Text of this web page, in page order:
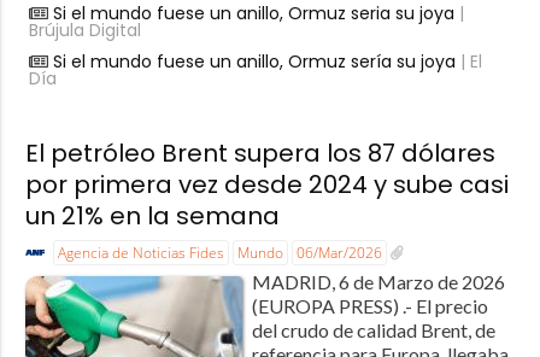
Si el mundo fuese un anillo, Ormuz seria su joya |
Brújula Digital
Si el mundo fuese un anillo, Ormuz sería su joya | El
Día
El petróleo Brent supera los 87 dólares
por primera vez desde 2024 y sube casi
un 21% en la semana
Agencia de Noticias Fides Mundo 06/Mar/2026
MADRID, 6 de Marzo de 2026
(EUROPA PRESS) .- El precio
del crudo de calidad Brent, de